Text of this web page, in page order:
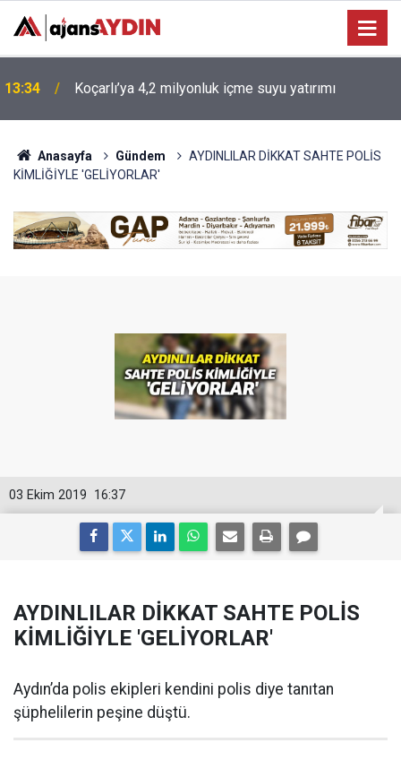
12:57 Efeler'de özel bireyler üretime katılıyor
Anasayfa Gündem
AYDINLILAR DİKKAT SAHTE POLİS
KİMLİĞİYLE 'GELİYORLAR'
16:37
03 Ekim 2019
AYDINLILAR DİKKAT SAHTE POLİS
KİMLİĞİYLE 'GELİYORLAR'
Aydın’da polis ekipleri kendini polis diye tanıtan
şüphelilerin peşine düştü.